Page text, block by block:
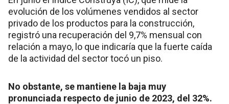
evolución de los volúmenes vendidos al sector
privado de los productos para la construcción,
registró una recuperación del 9,7% mensual con
relación a mayo, lo que indicaría que la fuerte caída
de la actividad del sector tocó un piso.
No obstante, se mantiene la baja muy
pronunciada respecto de junio de 2023, del 32%.